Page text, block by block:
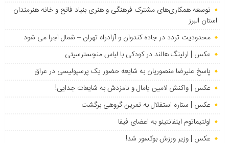
توسعه همکاری‌های مشترک فرهنگی و هنری بنیاد فاتح و خانه هنرمندان
استان البرز
محدودیت تردد در جاده کندوان و آزادراه تهران – شمال اجرا می شود
عکس | ارلینگ هالند در کودکی با لباس منچسترسیتی
پاسخ علیرضا منصوریان به شایعه حضور یک پرسپولیسی در عراق
عکس | واکنش لامین یامال و نامزدش به شایعات جدایی!
عکس | ستاره استقلال به تمرین گروهی برگشت
اولتیماتوم اینفانتینو به اعضای فیفا
عکس | وزیر ورزش بوکسور شد!